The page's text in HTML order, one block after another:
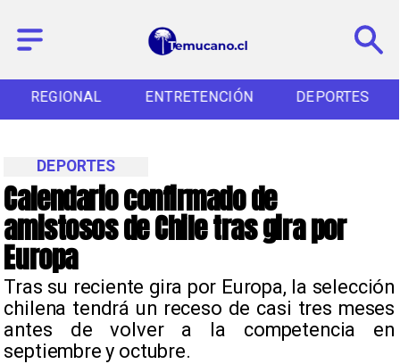
REGIONAL ENTRETENCIÓN DEPORTES
Calendario confirmado de
amistosos de Chile tras gira por
Europa
Tras su reciente gira por Europa, la selección
chilena tendrá un receso de casi tres meses
antes de volver a la competencia en
septiembre y octubre.
DEPORTES